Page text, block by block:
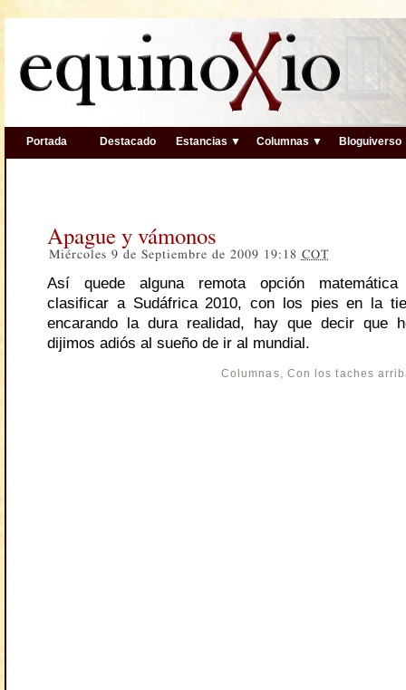
Portada Destacado Estancias ▼ Columnas ▼ Bloguiverso
Apague y vámonos
Miércoles 9 de Septiembre de 2009 19:18 COT
Así quede alguna remota opción matemática
clasificar a Sudáfrica 2010, con los pies en la
encarando la dura realidad, hay que decir que
dijimos adiós al sueño de ir al mundial.
Columnas, Con los taches